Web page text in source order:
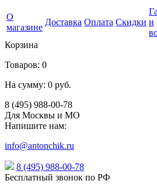
О
магазине
Доставка Оплата Скидки и
Корзина
Товаров: 0
На сумму: 0 руб.
8 (495) 988-00-78
Для Москвы и МО
Напишите нам:
info@antonchik.ru
8 (495) 988-00-78
Бесплатный звонок по РФ